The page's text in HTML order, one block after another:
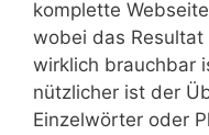
komplette
wobei das
wirklich brauchbar
nützlicher ist der
Einzelwörter oder